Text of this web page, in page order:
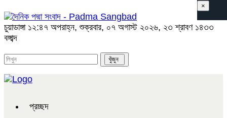
চুয়াডাঙ্গা ১২:৪৭ অপরাহ্ন, শুক্রবার, ০৭ অগাস্ট ২০২৬, ২৩ শ্রাবণ ১৪৩৩
বঙ্গাব্দ
প্রচ্ছদ
×